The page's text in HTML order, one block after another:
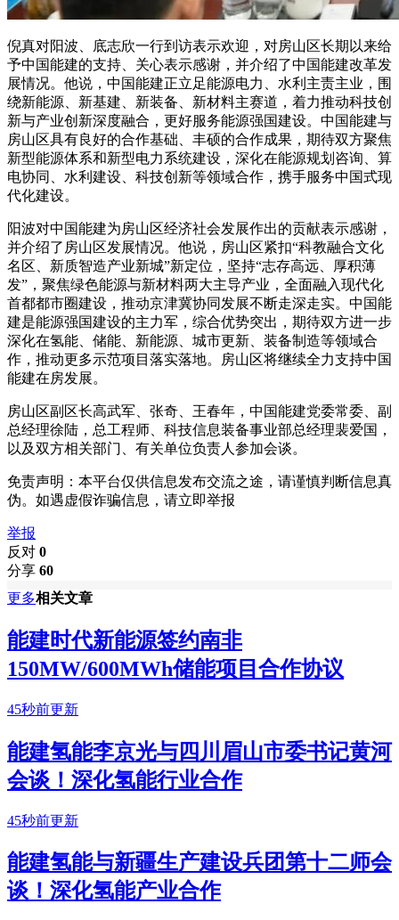
倪真对阳波、底志欣一行到访表示欢迎，对房山区长期以来给
予中国能建的支持、关心表示感谢，并介绍了中国能建改革发
展情况。他说，中国能建正立足能源电力、水利主责主业，围
绕新能源、新基建、新装备、新材料主赛道，着力推动科技创
新与产业创新深度融合，更好服务能源强国建设。中国能建与
房山区具有良好的合作基础、丰硕的合作成果，期待双方聚焦
新型能源体系和新型电力系统建设，深化在能源规划咨询、算
电协同、水利建设、科技创新等领域合作，携手服务中国式现
代化建设。
阳波对中国能建为房山区经济社会发展作出的贡献表示感谢，
并介绍了房山区发展情况。他说，房山区紧扣“科教融合文化
名区、新质智造产业新城”新定位，坚持“志存高远、厚积薄
发”，聚焦绿色能源与新材料两大主导产业，全面融入现代化
首都都市圈建设，推动京津冀协同发展不断走深走实。中国能
建是能源强国建设的主力军，综合优势突出，期待双方进一步
深化在氢能、储能、新能源、城市更新、装备制造等领域合
作，推动更多示范项目落实落地。房山区将继续全力支持中国
能建在房发展。
房山区副区长高武军、张奇、王春年，中国能建党委常委、副
总经理徐陆，总工程师、科技信息装备事业部总经理裴爱国，
以及双方相关部门、有关单位负责人参加会谈。
免责声明：本平台仅供信息发布交流之途，请谨慎判断信息真
伪。如遇虚假诈骗信息，请立即举报
举报
反对 0
分享 60
更多相关文章
能建时代新能源签约南非
150MW/600MWh储能项目合作协议
45秒前更新
能建氢能李京光与四川眉山市委书记黄河
会谈！深化氢能行业合作
45秒前更新
能建氢能与新疆生产建设兵团第十二师会
谈！深化氢能产业合作